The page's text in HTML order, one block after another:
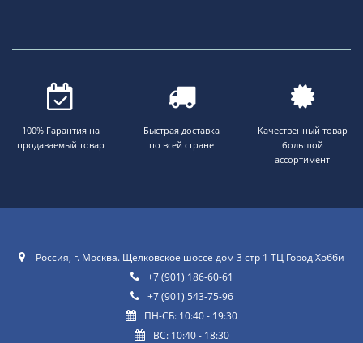
100% Гарантия на
продаваемый товар
Быстрая доставка
по всей стране
Качественный товар
большой
ассортимент
Россия, г. Москва. Щелковское шоссе дом 3 стр 1 ТЦ Город Хобби
+7 (901) 186-60-61
+7 (901) 543-75-96
ПН-СБ: 10:40 - 19:30
ВС: 10:40 - 18:30